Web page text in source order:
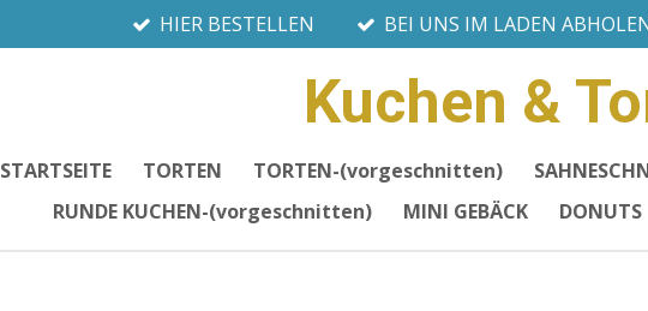
HIER BESTELLEN BEI UNS IM LADEN
Kuchen &
STARTSEITE TORTEN TORTEN-(vorgeschnitten)
RUNDE KUCHEN-(vorgeschnitten)
MINI GEBÄCK DONUTS